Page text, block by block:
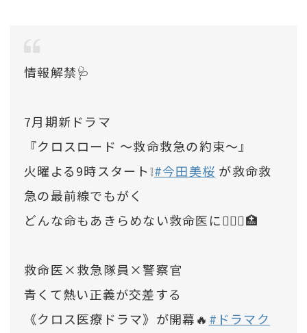
情報解禁🩺
7月期新ドラマ
『クロスロード 〜救命救急の約束〜』
火曜よる9時スタート❕#今田美桜 が救命救
急の最前線でもがく
どんな命もあきらめない救命医に👩🏻‍⚕️🏥
救命医×救急隊員×警察官
青くて熱い正義が交差する
《クロス医療ドラマ》が開幕🔥 #ドラマク